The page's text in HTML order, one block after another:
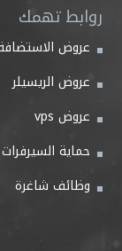
روابط تهمك
عروض
عروض الريسيلر
عروض vps
حماية السيرفرات
وظائف شاغرة